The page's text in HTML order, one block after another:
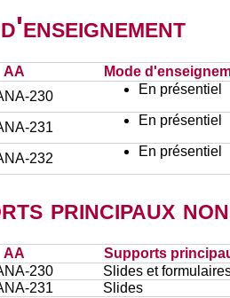
AA
Mode
230
En présentiel
231 En présentiel
232 En présentiel
principaux
AA
Supports
230
Slides et
231
Slides